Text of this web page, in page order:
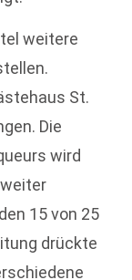
weitere
St.
Die
wird
15 von 25
drückte